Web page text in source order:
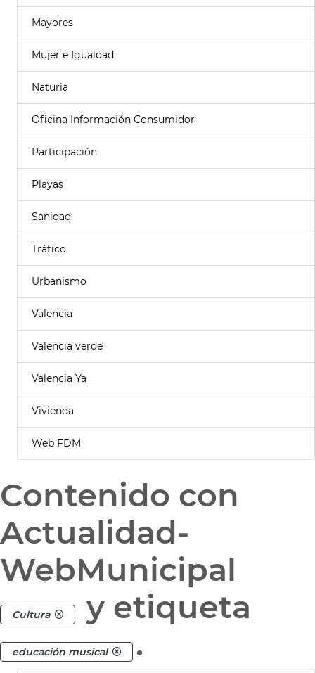
Mayores
Mujer e Igualdad
Naturia
Oficina Información Consumidor
Participación
Playas
Sanidad
Tráfico
Urbanismo
Valencia
Valencia verde
Valencia Ya
Vivienda
Web FDM
Contenido con
Actualidad-
WebMunicipal
Cultura y etiqueta
educación musical .